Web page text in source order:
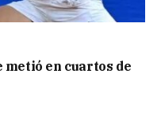
metió en cuartos de